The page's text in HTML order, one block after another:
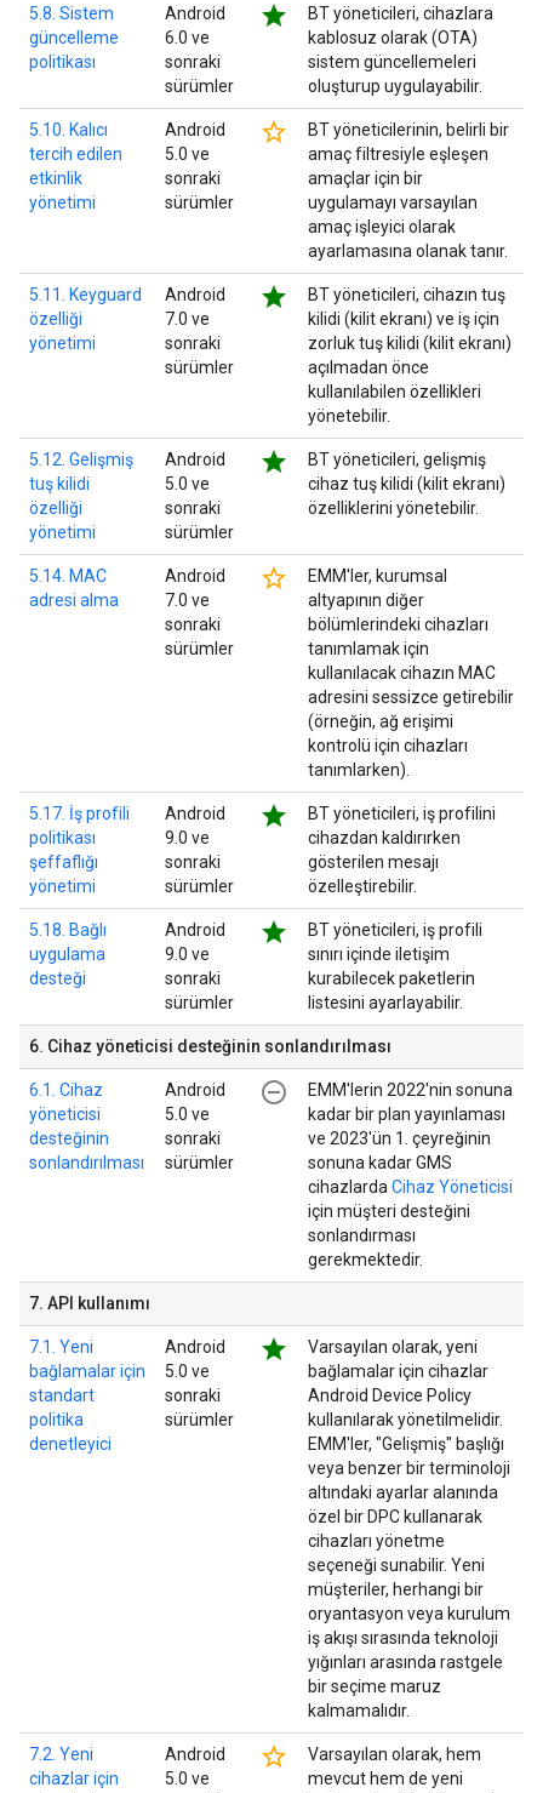
5.8. Sistem
güncelleme
politikası
Android
6.0 ve
sonraki
sürümler
star
BT yöneticileri, cihazlara
kablosuz olarak (OTA)
sistem güncellemeleri
oluşturup uygulayabilir.
5.10. Kalıcı
tercih edilen
etkinlik
yönetimi
Android
5.0 ve
sonraki
sürümler
star_border
BT yöneticilerinin, belirli bir
amaç filtresiyle eşleşen
amaçlar için bir
uygulamayı varsayılan
amaç işleyici olarak
ayarlamasına olanak tanır.
5.11. Keyguard
özelliği
yönetimi
Android
7.0 ve
sonraki
sürümler
star
BT yöneticileri, cihazın tuş
kilidi (kilit ekranı) ve iş için
zorluk tuş kilidi (kilit ekranı)
açılmadan önce
kullanılabilen özellikleri
yönetebilir.
5.12. Gelişmiş
tuş kilidi
özelliği
yönetimi
Android
5.0 ve
sonraki
sürümler
star
BT yöneticileri, gelişmiş
cihaz tuş kilidi (kilit ekranı)
özelliklerini yönetebilir.
5.14. MAC
adresi alma
Android
7.0 ve
sonraki
sürümler
star_border
EMM'ler, kurumsal
altyapının diğer
bölümlerindeki cihazları
tanımlamak için
kullanılacak cihazın MAC
adresini sessizce getirebilir
(örneğin, ağ erişimi
kontrolü için cihazları
tanımlarken).
5.17. İş profili
politikası
şeffaflığı
yönetimi
Android
9.0 ve
sonraki
sürümler
star
BT yöneticileri, iş profilini
cihazdan kaldırırken
gösterilen mesajı
özelleştirebilir.
5.18. Bağlı
uygulama
desteği
Android
9.0 ve
sonraki
sürümler
star
BT yöneticileri, iş profili
sınırı içinde iletişim
kurabilecek paketlerin
listesini ayarlayabilir.
6. Cihaz yöneticisi desteğinin sonlandırılması
6.1. Cihaz
yöneticisi
desteğinin
sonlandırılması
Android
5.0 ve
sonraki
sürümler
remove_circle_outline
EMM'lerin 2022'nin sonuna
kadar bir plan yayınlaması
ve 2023'ün 1. çeyreğinin
sonuna kadar GMS
cihazlarda Cihaz Yöneticisi
için müşteri desteğini
sonlandırması
gerekmektedir.
7. API kullanımı
7.1. Yeni
bağlamalar için
standart
politika
denetleyici
Android
5.0 ve
sonraki
sürümler
star
Varsayılan olarak, yeni
bağlamalar için cihazlar
Android Device Policy
kullanılarak yönetilmelidir.
EMM'ler, "Gelişmiş" başlığı
veya benzer bir terminoloji
altındaki ayarlar alanında
özel bir DPC kullanarak
cihazları yönetme
seçeneği sunabilir. Yeni
müşteriler, herhangi bir
oryantasyon veya kurulum
iş akışı sırasında teknoloji
yığınları arasında rastgele
bir seçime maruz
kalmamalıdır.
7.2. Yeni
cihazlar için
Android
5.0 ve
star_border
Varsayılan olarak, hem
mevcut hem de yeni